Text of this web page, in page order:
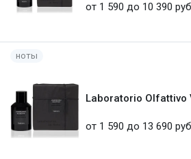
от 1 590 до 10 390 руб
ноты
Laboratorio Olfattivo
от 1 590 до 13 690 руб